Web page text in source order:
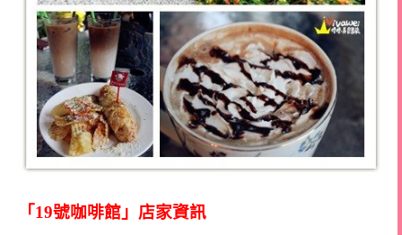
「19號咖啡館」店家資訊